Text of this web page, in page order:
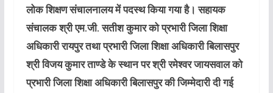
लोक शिक्षण संचालनालय में पदस्थ किया गया है। सहायक
संचालक श्री एम.जी. सतीश कुमार को प्रभारी जिला शिक्षा
अधिकारी रायपुर तथा प्रभारी जिला शिक्षा अधिकारी बिलासपुर
श्री विजय कुमार ताण्डे के स्थान पर श्री रमेश्वर जायसवाल को
प्रभारी जिला शिक्षा अधिकारी बिलासपुर की जिम्मेदारी दी गई